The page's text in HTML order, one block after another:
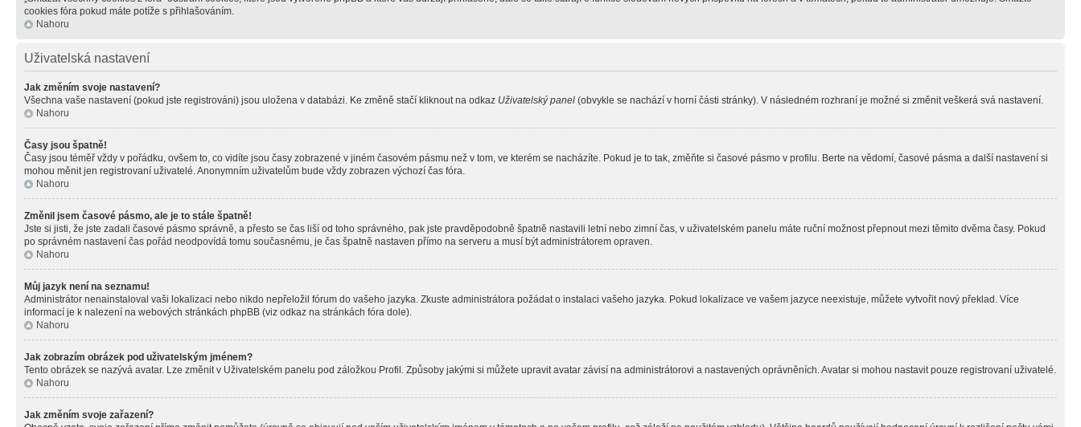
cookies fóra pokud máte potíže s přihlašováním.
Nahoru
Uživatelská nastavení
Jak změním svoje nastavení?
Všechna vaše nastavení (pokud jste registrováni) jsou uložena v databázi. Ke změně stačí kliknout na odkaz Uživatelský panel (obvykle se nachází v horní části stránky). V následném rozhraní je možné si změnit veškerá svá nastavení.
Nahoru
Časy jsou špatně!
Časy jsou téměř vždy v pořádku, ovšem to, co vidíte jsou časy zobrazené v jiném časovém pásmu než v tom, ve kterém se nacházíte. Pokud je to tak, změňte si časové pásmo v profilu. Berte na vědomí, časové pásma a další nastavení si
mohou měnit jen registrovaní uživatelé. Anonymním uživatelům bude vždy zobrazen výchozí čas fóra.
Nahoru
Změnil jsem časové pásmo, ale je to stále špatně!
Jste si jisti, že jste zadali časové pásmo správně, a přesto se čas liší od toho správného, pak jste pravděpodobně špatně nastavili letní nebo zimní čas, v uživatelském panelu máte ruční možnost přepnout mezi těmito dvěma časy. Pokud
po správném nastavení čas pořád neodpovídá tomu současnému, je čas špatně nastaven přímo na serveru a musí být administrátorem opraven.
Nahoru
Můj jazyk není na seznamu!
Administrátor nenainstaloval vaši lokalizaci nebo nikdo nepřeložil fórum do vašeho jazyka. Zkuste administrátora požádat o instalaci vašeho jazyka. Pokud lokalizace ve vašem jazyce neexistuje, můžete vytvořit nový překlad. Více
informací je k nalezení na webových stránkách phpBB (viz odkaz na stránkách fóra dole).
Nahoru
Jak zobrazím obrázek pod uživatelským jménem?
Tento obrázek se nazývá avatar. Lze změnit v Uživatelském panelu pod záložkou Profil. Způsoby jakými si můžete upravit avatar závisí na administrátorovi a nastavených oprávněních. Avatar si mohou nastavit pouze registrovaní uživatelé.
Nahoru
Jak změním svoje zařazení?